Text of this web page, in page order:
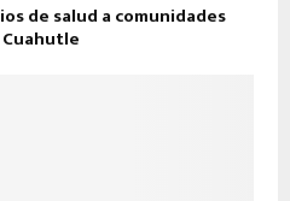
de salud a comunidades